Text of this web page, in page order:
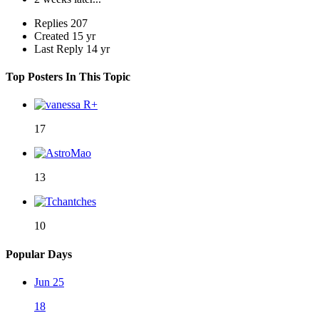
Replies 207
Created 15 yr
Last Reply 14 yr
Top Posters In This Topic
17
13
10
Popular Days
Jun 25
18